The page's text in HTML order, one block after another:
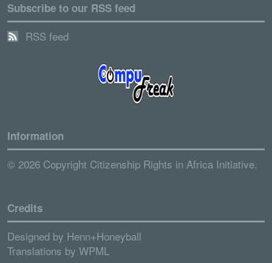
Subscribe to our RSS feed
RSS feed
Information
© 2026 Copyright Citizenship Rights in Africa Initiative.
Credits
Designed by Henn+Honeyball
Translations by WPML